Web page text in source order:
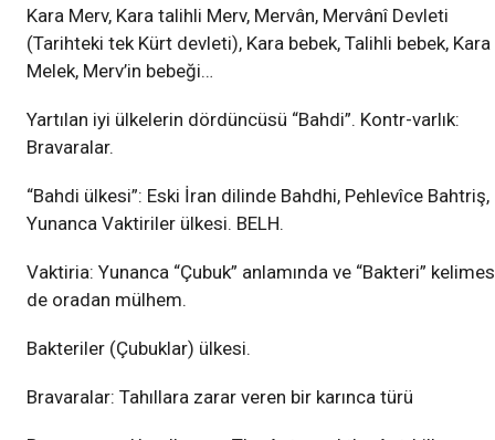
Kara Merv, Kara talihli Merv, Mervân, Mervânî Devleti
(Tarihteki tek Kürt devleti), Kara bebek, Talihli bebek, Kara
Melek, Merv’in bebeği…
Yartılan iyi ülkelerin dördüncüsü “Bahdi”. Kontr-varlık:
Bravaralar.
“Bahdi ülkesi”: Eski İran dilinde Bahdhi, Pehlevîce Bahtriş,
Yunanca Vaktiriler ülkesi. BELH.
Vaktiria: Yunanca “Çubuk” anlamında ve “Bakteri”
de oradan mülhem.
Bakteriler (Çubuklar) ülkesi.
Bravaralar: Tahıllara zarar veren bir karınca türü